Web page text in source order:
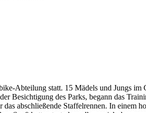
Abteilung statt. 15 Mädels und Jungs
Besichtigung des Parks, begann das
abschließende Staffelrennen. In einem